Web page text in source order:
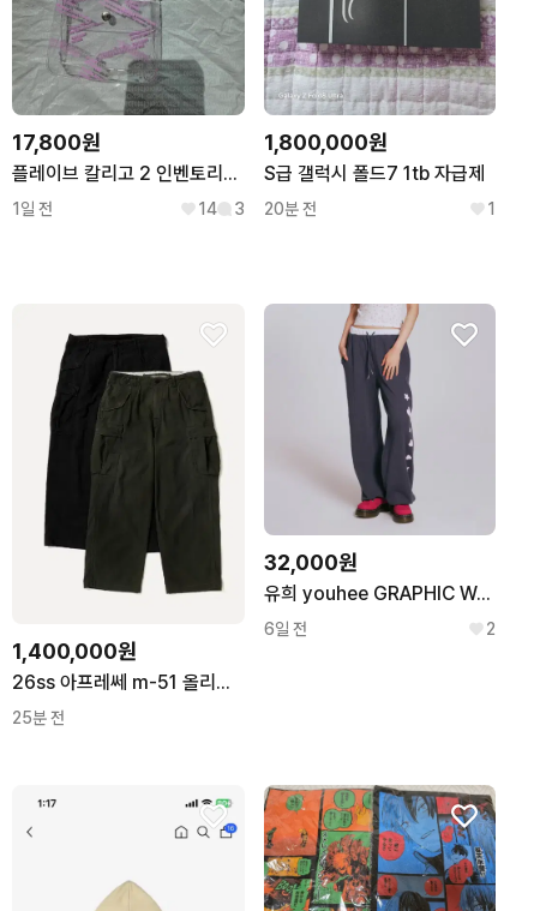
17,800원
플레이브 칼리고 2 인벤토리[드볼] 앨범
1일 전 14 3
1,800,000원
S급 갤럭시 폴드7 1tb 자급제
20분 전 1
1,400,000원
26ss 아프레쎄 m-51 올리브 (3)
25분 전
32,000원
유희 youhee GRAPHIC WAFFLE SWEAT PANTS
6일 전 2